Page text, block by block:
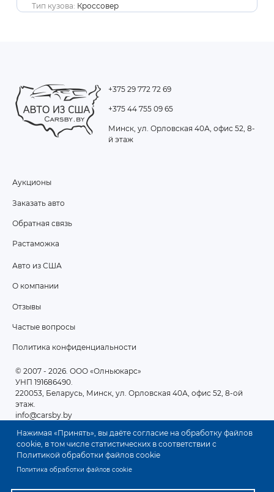
Тип кузова: Кроссовер
Нажимая «Принять», вы даёте согласие на обработку файлов
cookie, в том числе статистических в соответствии с
Политикой обработки файлов cookie
Политика обработки файлов cookie
+375 29 772 72 69
+375 44 755 09 65
Минск, ул. Орловская 40А, офис 52, 8-
й этаж
MENU
Аукционы
Заказать авто
Обратная связь
Растаможка
Авто из США
О компании
Отзывы
Частые вопросы
Политика конфиденциальности
© 2007 - 2026 . ООО «Олньюкарс»
УНП 191686490.
220053, Беларусь, Минск, ул. Орловская 40А, офис 52, 8-ой
этаж.
info@carsby.by